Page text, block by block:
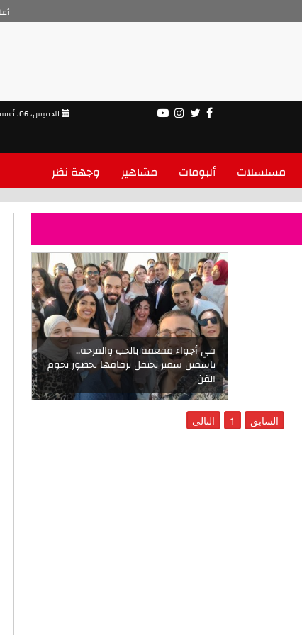
مسلسلات ألبومات مشاهير وجهة نظر
في أجواء مفعمة بالحب والفرحة..
ياسمين سمير تحتفل بزفافها بحضور نجوم
الفن
السابق 1 التالى